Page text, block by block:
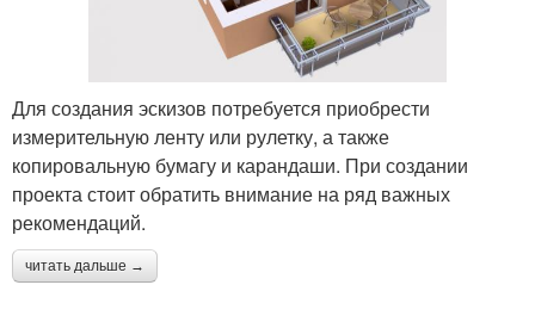
Для создания эскизов потребуется приобрести
измерительную ленту или рулетку, а также
копировальную бумагу и карандаши. При создании
проекта стоит обратить внимание на ряд важных
рекомендаций.
читать дальше →